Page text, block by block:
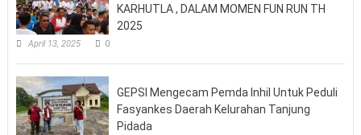
KARHUTLA , DALAM MOMEN FUN RUN TH
2025
April 13, 2025 0
GEPSI Mengecam Pemda Inhil Untuk Peduli
Fasyankes Daerah Kelurahan Tanjung
Pidada